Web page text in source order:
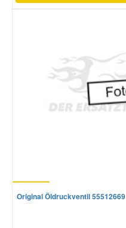
Original Öldruckventil 55512669